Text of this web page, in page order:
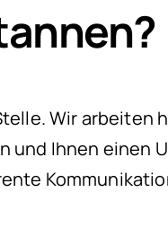
Wir arbeiten
Ihnen einen